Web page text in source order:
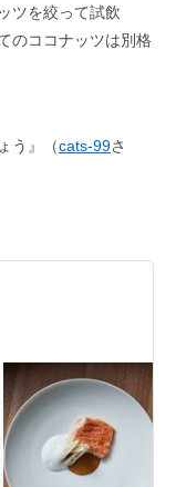
ツを絞って試飲
のココナッツは別格
う』（cats-99さ